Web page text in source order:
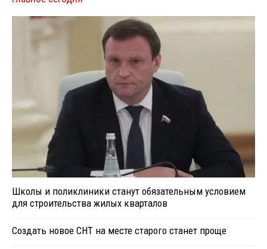
Школы и поликлиники станут обязательным условием
для строительства жилых кварталов
Создать новое СНТ на месте старого станет проще